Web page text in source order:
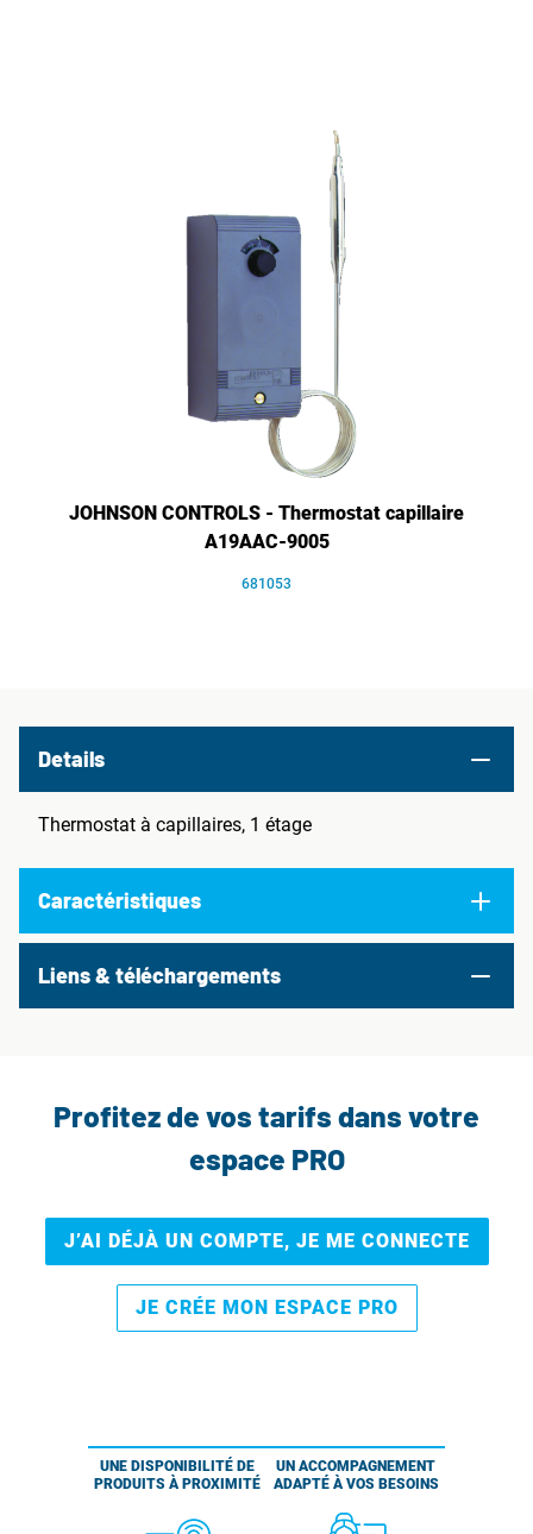
JOHNSON CONTROLS - Thermostat capillaire
A19AAC-9005
681053
Details
Thermostat à capillaires, 1 étage
Caractéristiques
Liens & téléchargements
Profitez de vos tarifs dans votre
espace PRO
J’AI DÉJÀ UN COMPTE, JE ME CONNECTE
JE CRÉE MON ESPACE PRO
UNE DISPONIBILITÉ DE
PRODUITS À PROXIMITÉ
UN ACCOMPAGNEMENT
ADAPTÉ À VOS BESOINS